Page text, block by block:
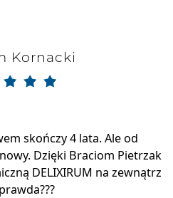
Kornacki
skończy 4 lata. Ale od
Dzięki Braciom Pietrzak
DELIXIRUM na zewnątrz